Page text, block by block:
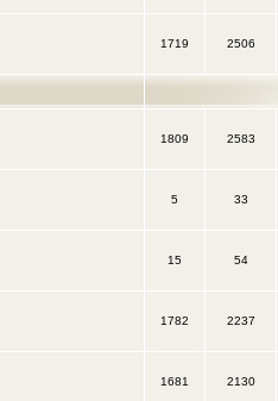
1719 2506
1809 2583
5 33
15 54
1782 2237
1681 2130